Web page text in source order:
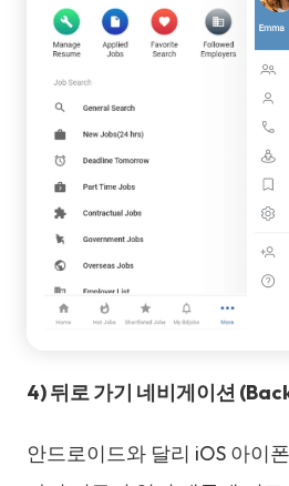
4) 뒤로 가기 네비게이션
안드로이드와 달리 iOS 아이